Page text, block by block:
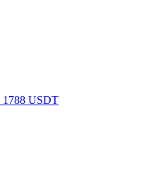
1788 USDT